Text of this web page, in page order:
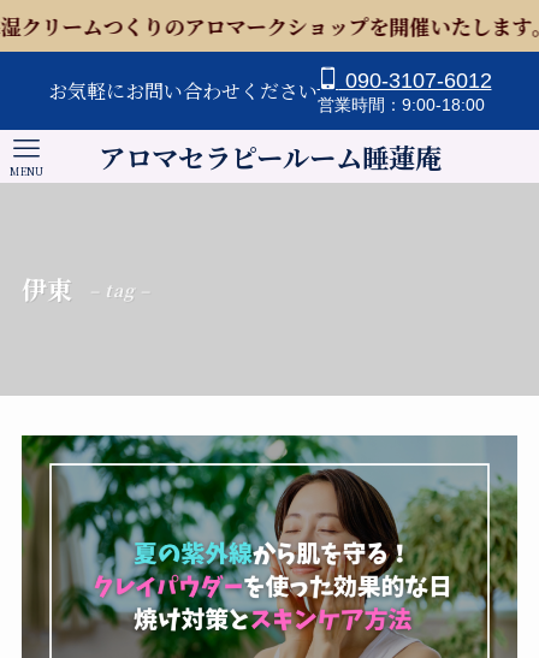
ムつくりのアロマークショップを開催いたします。ぜ
お気軽にお問い合わせください 090-3107-6012
営業時間：9:00-18:00
アロマセラピールーム睡蓮庵
MENU
伊東 – tag –